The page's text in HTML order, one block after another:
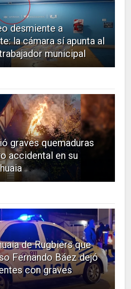
desmiente a
la cámara sí apunta al
municipal
graves quemaduras
accidental en su
de Rugbiers que
Fernando Báez dejó
con graves